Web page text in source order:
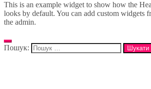
This is an example widget to show how the
looks by default. You can add custom widgets
the admin.
Пошук: